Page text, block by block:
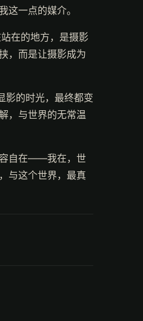
一点的媒介。
在的地方，是摄影
，而是让摄影成为
影的时光，最终都变
，与世界的无常温
容自在——我在，世
与这个世界，最真